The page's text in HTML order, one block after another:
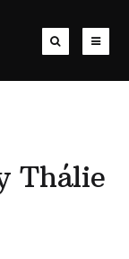
Thálie